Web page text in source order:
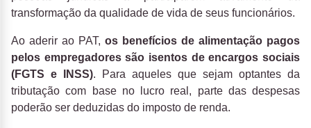
transformação da qualidade de vida de seus funcionários.
Ao aderir ao PAT, os benefícios de alimentação pagos
pelos empregadores são isentos de encargos sociais
(FGTS e INSS). Para aqueles que sejam optantes da
tributação com base no lucro real, parte das despesas
poderão ser deduzidas do imposto de renda.